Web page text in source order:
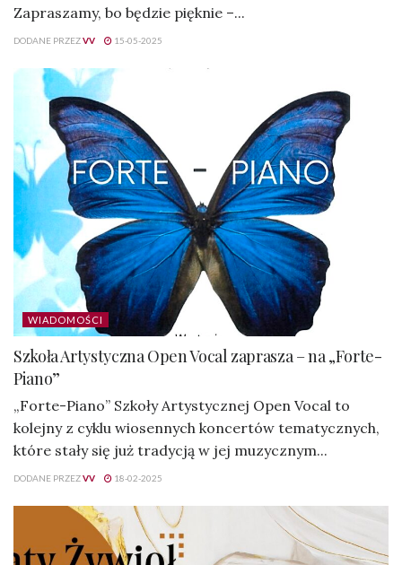
Zapraszamy, bo będzie pięknie –...
DODANE PRZEZVV 15-05-2025
WIADOMOŚCI
Szkoła Artystyczna Open Vocal zaprasza – na „Forte-
Piano”
„Forte-Piano” Szkoły Artystycznej Open Vocal to
kolejny z cyklu wiosennych koncertów tematycznych,
które stały się już tradycją w jej muzycznym...
DODANE PRZEZVV 18-02-2025